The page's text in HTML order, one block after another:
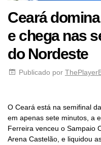
Ceará
e chega nas
do Nordeste
Publicado por
O Ceará está na semifinal
em apenas sete minutos, a
Ferreira venceu o Sampaio
Arena Castelão, e liquidou